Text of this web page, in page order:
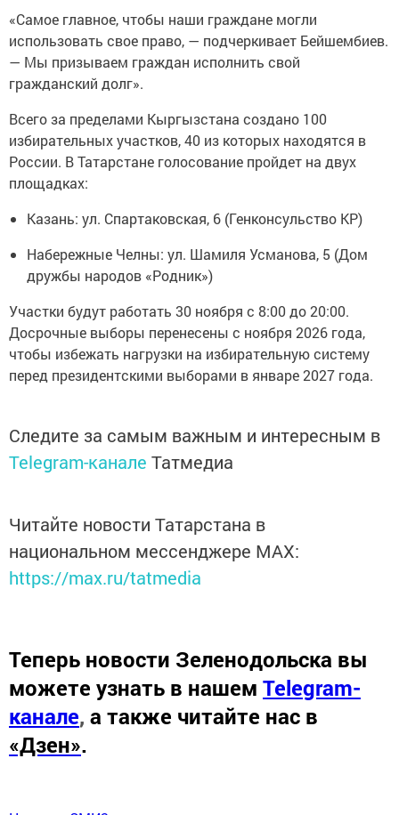
«Самое главное, чтобы наши граждане могли
использовать свое право, — подчеркивает Бейшембиев.
— Мы призываем граждан исполнить свой
гражданский долг».
Всего за пределами Кыргызстана создано 100
избирательных участков, 40 из которых находятся в
России. В Татарстане голосование пройдет на двух
площадках:
Казань: ул. Спартаковская, 6 (Генконсульство КР)
Набережные Челны: ул. Шамиля Усманова, 5 (Дом
дружбы народов «Родник»)
Участки будут работать 30 ноября с 8:00 до 20:00.
Досрочные выборы перенесены с ноября 2026 года,
чтобы избежать нагрузки на избирательную систему
перед президентскими выборами в январе 2027 года.
Следите за самым важным и интересным в
Telegram-канале Татмедиа
Читайте новости Татарстана в
национальном мессенджере MАХ:
https://max.ru/tatmedia
Теперь новости Зеленодольска вы
можете узнать в нашем Telegram-
канале, а также читайте нас в
«Дзен».